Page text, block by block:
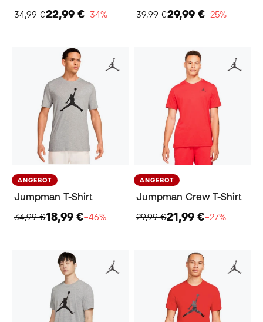
34,99 €22,99 €−34%
39,99 €29,99 €−25%
ANGEBOT
Jumpman T-Shirt
34,99 €18,99 €−46%
ANGEBOT
Jumpman Crew T-Shirt
29,99 €21,99 €−27%